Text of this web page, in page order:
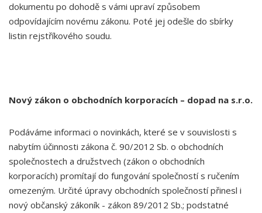
dokumentu po dohodě s vámi upraví způsobem
odpovídajícím novému zákonu. Poté jej odešle do sbírky
listin rejstříkového soudu.
Nový zákon o obchodních korporacích – dopad na s.r.o.
Podáváme informaci o novinkách, které se v souvislosti s
nabytím účinnosti zákona č. 90/2012 Sb. o obchodních
společnostech a družstvech (zákon o obchodních
korporacích) promítají do fungování společností s ručením
omezeným. Určité úpravy obchodních společností přinesl i
nový občanský zákoník - zákon 89/2012 Sb.; podstatné